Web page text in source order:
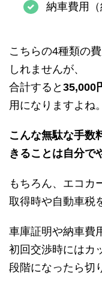
納車費用（
こちらの4種類の
しれませんが、
合計すると 35,000
用になりますよね。
こんな無駄な手数
きることは自分で
もちろん、エコカ
取得時や自動車税
車庫証明や納車費
初回交渉時にはカ
段階になったら切